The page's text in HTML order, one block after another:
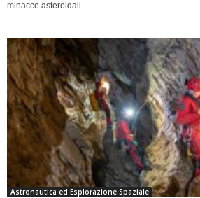
minacce asteroidali
Astronautica ed Esplorazione Spaziale